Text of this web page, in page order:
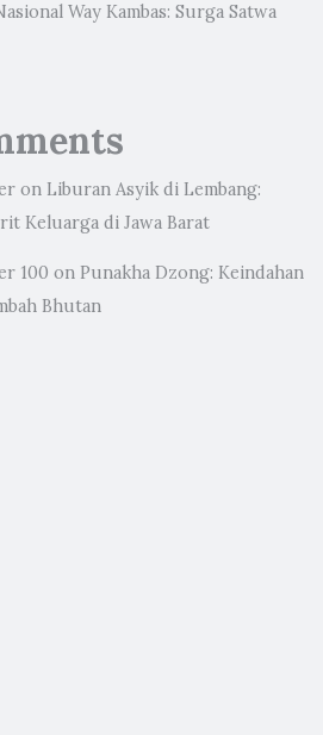
Way Kambas: Surga Satwa
on Liburan Asyik di Lembang:
Keluarga di Jawa Barat
100 on Punakha Dzong: Keindahan
Bhutan